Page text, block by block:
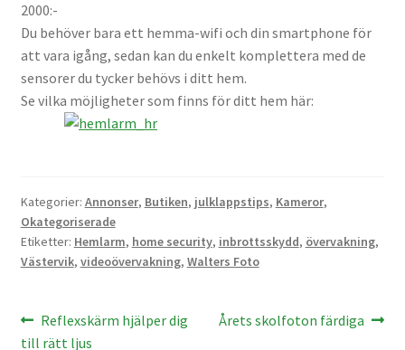
Step-ringar
DVD/CD/Tape
USB-minne / Hårddisk
Förvaring
2000:-
Du behöver bara ett hemma-wifi och din smartphone för
att vara igång, sedan kan du enkelt komplettera med de
sensorer du tycker behövs i ditt hem.
Se vilka möjligheter som finns för ditt hem här:
Kategorier: Annonser, Butiken, julklappstips, Kameror,
Okategoriserade
Etiketter: Hemlarm, home security, inbrottsskydd, övervakning,
Västervik, videoövervakning, Walters Foto
Inläggsnavigering
Föregående
inlägg:
Reflexskärm hjälper dig
till rätt ljus
Nästa
Årets skolfoton färdiga